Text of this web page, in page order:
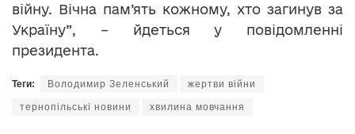
війну. Вічна пам’ять кожному, хто загинув за
Україну”, – йдеться у повідомленні
президента.
Теги: Володимир Зеленський жертви війни
тернопільські новини хвилина мовчання